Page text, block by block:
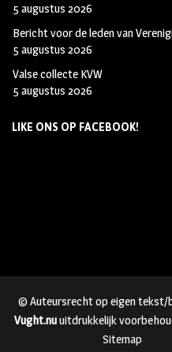
5 augustus 2026
Bericht voor de leden van
5 augustus 2026
Valse collecte KVW
5 augustus 2026
LIKE ONS OP FACEBOOK!
© Auteursrecht op eigen tekst/
Vught.nuuitdrukkelijk
Sitemap